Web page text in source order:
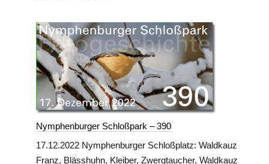
Nymphenburger Schloßpark – 390
17.12.2022 Nymphenburger Schloßplatz: Waldkauz
Franz, Blässhuhn, Kleiber, Zwergtaucher, Waldkauz